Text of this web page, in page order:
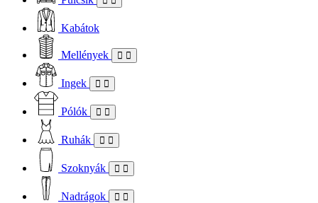
Kabátok
Mellények
Ingek
Pólók
Ruhák
Szoknyák
Nadrágok